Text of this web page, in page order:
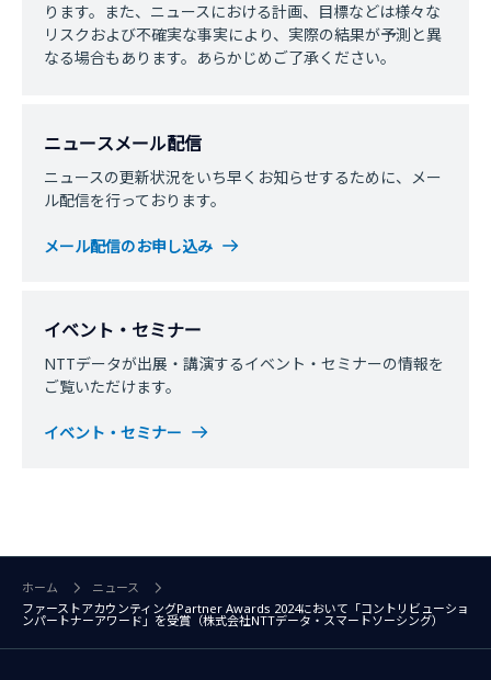
ります。また、ニュースにおける計画、目標などは様々な
リスクおよび不確実な事実により、実際の結果が予測と異
なる場合もあります。あらかじめご了承ください。
ニュースメール配信
ニュースの更新状況をいち早くお知らせするために、メー
ル配信を行っております。
メール配信のお申し込み
イベント・セミナー
NTTデータが出展・講演するイベント・セミナーの情報を
ご覧いただけます。
イベント・セミナー
ホーム
ニュース
ファーストアカウンティングPartner Awards 2024において「コントリビューショ
ンパートナーアワード」を受賞（株式会社NTTデータ・スマートソーシング）